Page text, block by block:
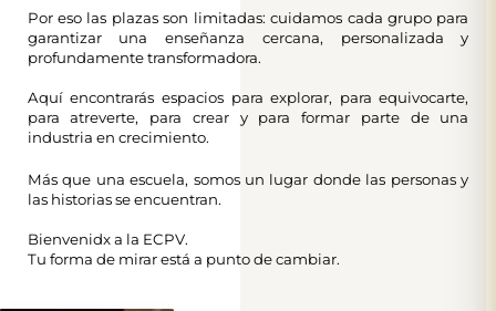
Por eso las plazas son limitadas: cuidamos cada grupo para
garantizar una enseñanza cercana, personalizada y
profundamente transformadora.
Aquí encontrarás espacios para explorar, para equivocarte,
para atreverte, para crear y para formar parte de una
industria en crecimiento.
Más que una escuela, somos un lugar donde las personas y
las historias se encuentran.
Bienvenidx a la ECPV.
Tu forma de mirar está a punto de cambiar.